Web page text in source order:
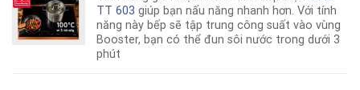
TT 603giúp bạn nấu năng nhanh hơn. Với tính
năng này bếp sẽ tập trung công suất vào vùng
Booster, bạn có thể đun sôi nước trong dưới 3
phút